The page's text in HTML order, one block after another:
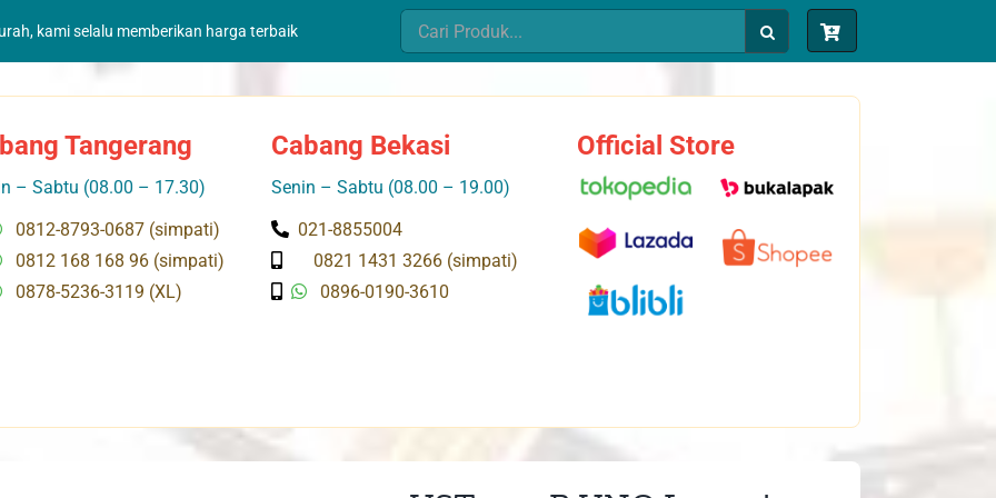
kami selalu memberikan harga terbaik
Search
for:
Tangerang
– Sabtu (08.00 – 17.30)
0812-8793-0687 (simpati)
0812 168 168 96 (simpati)
0878-5236-3119 (XL)
Cabang Bekasi
Senin – Sabtu (08.00 – 19.00)
021-8855004
0821 1431 3266 (simpati)
0896-0190-3610
Official Store